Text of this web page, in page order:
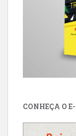
CONHEÇA O